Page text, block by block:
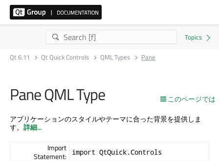
Qt 6.11 Qt Quick Controls QML Types Pane
このページでは
Pane QML Type
アプリケーションのスタイルやテーマに合った背景を提供しま
す。 詳細...
Import
Statement:
import QtQuick.Controls